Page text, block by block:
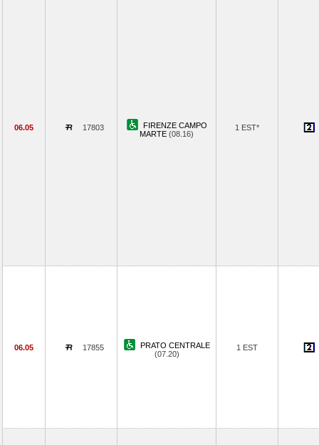
06.05 17803
FIRENZE CAMPO
MARTE (08.16)
1 EST*
06.05 17855
PRATO CENTRALE
(07.20)
1 EST